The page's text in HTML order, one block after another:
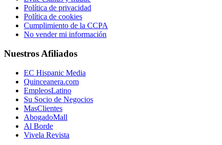
Política de privacidad
Política de cookies
Cumplimiento de la CCPA
No vender mi información
Nuestros Afiliados
EC Hispanic Media
Quinceanera.com
EmpleosLatino
Su Socio de Negocios
MasClientes
AbogadoMall
Al Borde
Vivela Revista